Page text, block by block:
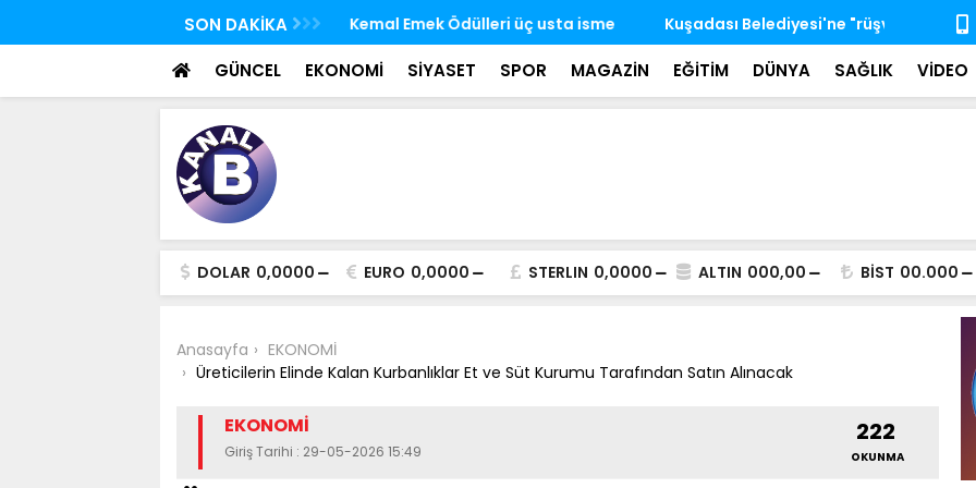
SON DAKİKA
Kemal Emek Ödülleri üç usta isme
Kuşadası Belediyesi'ne "rüşvet ve irtikap" operasyonu: 15 şüpheli
gözaltına alındı
Özgür
ziyareti
GÜNCEL EKONOMİ SİYASET SPOR MAGAZİN EĞİTİM DÜNYA SAĞLIK VİDEO
DOLAR 0,0000 EURO 0,0000 STERLIN 0,0000 ALTIN 000,00 BİST 00.000
Anasayfa
EKONOMİ
Üreticilerin Elinde Kalan Kurbanlıklar Et ve Süt Kurumu Tarafından Satın Alınacak
EKONOMİ
Giriş Tarihi : 29-05-2026 15:49
222
OKUNMA